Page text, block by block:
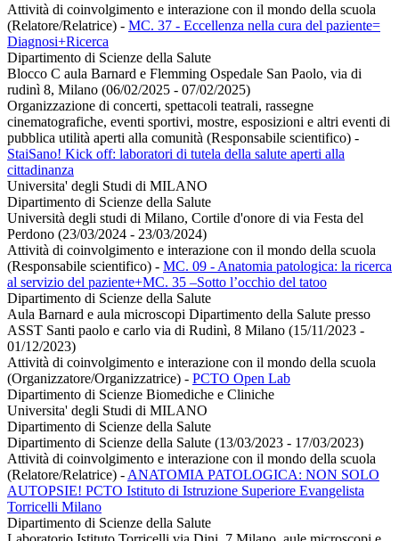
Attività di coinvolgimento e interazione con il mondo della scuola
(Relatore/Relatrice) - MC. 37 - Eccellenza nella cura del paziente=
Diagnosi+Ricerca
Dipartimento di Scienze della Salute
Blocco C aula Barnard e Flemming Ospedale San Paolo, via di
rudinì 8, Milano (06/02/2025 - 07/02/2025)
Organizzazione di concerti, spettacoli teatrali, rassegne
cinematografiche, eventi sportivi, mostre, esposizioni e altri eventi di
pubblica utilità aperti alla comunità (Responsabile scientifico) -
StaiSano! Kick off: laboratori di tutela della salute aperti alla
cittadinanza
Universita' degli Studi di MILANO
Dipartimento di Scienze della Salute
Università degli studi di Milano, Cortile d'onore di via Festa del
Perdono (23/03/2024 - 23/03/2024)
Attività di coinvolgimento e interazione con il mondo della scuola
(Responsabile scientifico) - MC. 09 - Anatomia patologica: la ricerca
al servizio del paziente+MC. 35 –Sotto l’occhio del tatoo
Dipartimento di Scienze della Salute
Aula Barnard e aula microscopi Dipartimento della Salute presso
ASST Santi paolo e carlo via di Rudinì, 8 Milano (15/11/2023 -
01/12/2023)
Attività di coinvolgimento e interazione con il mondo della scuola
(Organizzatore/Organizzatrice) - PCTO Open Lab
Dipartimento di Scienze Biomediche e Cliniche
Universita' degli Studi di MILANO
Dipartimento di Scienze della Salute
Dipartimento di Scienze della Salute (13/03/2023 - 17/03/2023)
Attività di coinvolgimento e interazione con il mondo della scuola
(Relatore/Relatrice) - ANATOMIA PATOLOGICA: NON SOLO
AUTOPSIE! PCTO Istituto di Istruzione Superiore Evangelista
Torricelli Milano
Dipartimento di Scienze della Salute